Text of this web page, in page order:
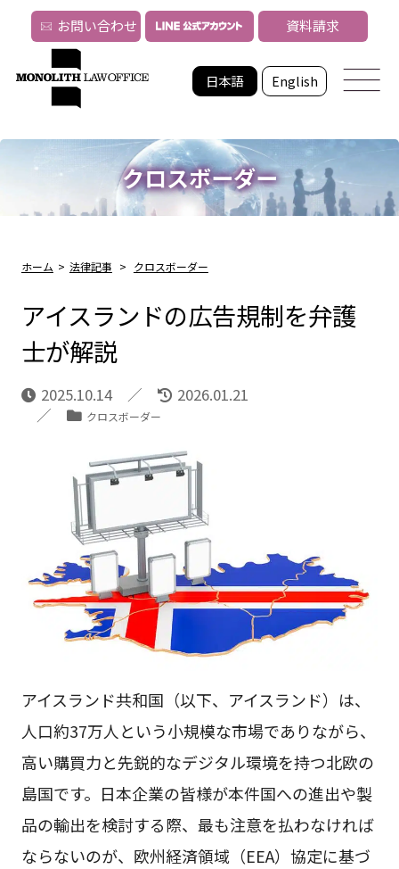
日本語 English
お問い合わせ 資料請求
クロスボーダー
ホーム > 法律記事 > クロスボーダー
アイスランドの広告規制を弁護
士が解説
2025.10.14 2026.01.21
クロスボーダー
アイスランド共和国（以下、アイスランド）は、
人口約37万人という小規模な市場でありながら、
高い購買力と先鋭的なデジタル環境を持つ北欧の
島国です。日本企業の皆様が本件国への進出や製
品の輸出を検討する際、最も注意を払わなければ
ならないのが、欧州経済領域（EEA）協定に基づ